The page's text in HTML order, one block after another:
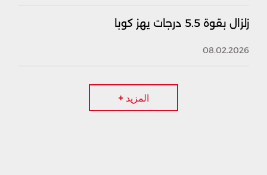
زلزال بقوة 5.5 درجات يهز كوبا
08.02.2026
المزيد +